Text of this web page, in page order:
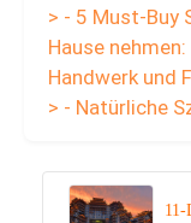
> - 5 Must-Buy
Hause
Handwerk und
> - Natürliche
11-